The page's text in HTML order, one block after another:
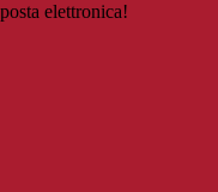
elettronica!